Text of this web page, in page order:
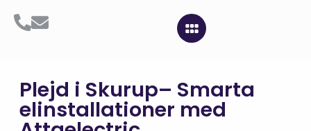
Plejd i Skurup– Smarta
elinstallationer med